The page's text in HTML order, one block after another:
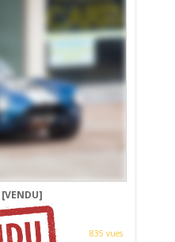
[VENDU]
835 vues